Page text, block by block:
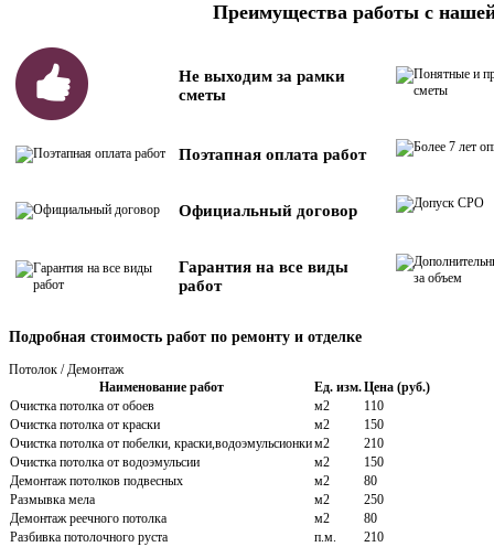
Преимущества работы с
Не выходим за рамки
сметы
Поэтапная оплата работ
Официальный договор
Гарантия на все виды
работ
Подробная стоимость работ по ремонту и отделке
Потолок / Демонтаж
Наименование работ
Ед. изм.Цена (руб.)
Очистка потолка от обоев
м2
110
Очистка потолка от краски
м2
150
Очистка потолка от побелки, краски,водоэмульсионким2
210
Очистка потолка от водоэмульсии
м2
150
Демонтаж потолков подвесных
м2
80
Размывка мела
м2
250
Демонтаж реечного потолка
м2
80
Разбивка потолочного руста
п.м.
210